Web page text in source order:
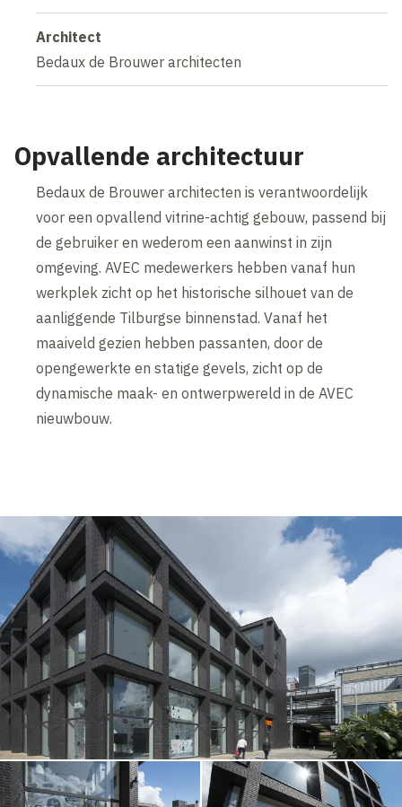
Architect
Bedaux de Brouwer architecten
Opvallende architectuur
Bedaux de Brouwer architecten is verantwoordelijk
voor een opvallend vitrine-achtig gebouw, passend bij
de gebruiker en wederom een aanwinst in zijn
omgeving. AVEC medewerkers hebben vanaf hun
werkplek zicht op het historische silhouet van de
aanliggende Tilburgse binnenstad. Vanaf het
maaiveld gezien hebben passanten, door de
opengewerkte en statige gevels, zicht op de
dynamische maak- en ontwerpwereld in de AVEC
nieuwbouw.